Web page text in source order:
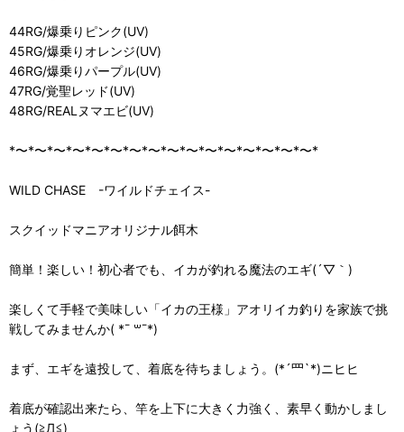
44RG/爆乗りピンク(UV)
45RG/爆乗りオレンジ(UV)
46RG/爆乗りパープル(UV)
47RG/覚聖レッド(UV)
48RG/REALヌマエビ(UV)
*〜*〜*〜*〜*〜*〜*〜*〜*〜*〜*〜*〜*〜*〜*〜*〜*
WILD CHASE -ワイルドチェイス-
スクイッドマニアオリジナル餌木
簡単！楽しい！初心者でも、イカが釣れる魔法のエギ(´▽｀)
楽しくて手軽で美味しい「イカの王様」アオリイカ釣りを家族で挑
戦してみませんか( *¯ ꒳¯*)
まず、エギを遠投して、着底を待ちましょう。(*´罒`*)ニヒヒ
着底が確認出来たら、竿を上下に大きく力強く、素早く動かしまし
ょう(≧Д≦)